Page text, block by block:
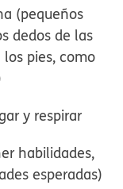
(pequeños
dedos de las
pies, como
y respirar
habilidades,
esperadas)